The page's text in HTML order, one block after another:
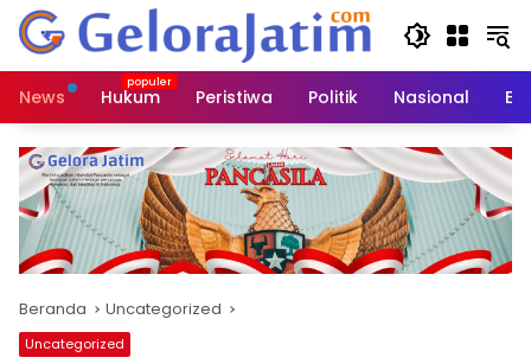
Langsung
konten
News
Hukum Peristiwa Politik Nasional
Beranda Uncategorized
Uncategorized